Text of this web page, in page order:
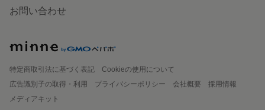
お問い合わせ
特定商取引法に基づく表記
Cookieの使用について
広告識別子の取得・利用
プライバシーポリシー 会社概要
採用情報
メディアキット